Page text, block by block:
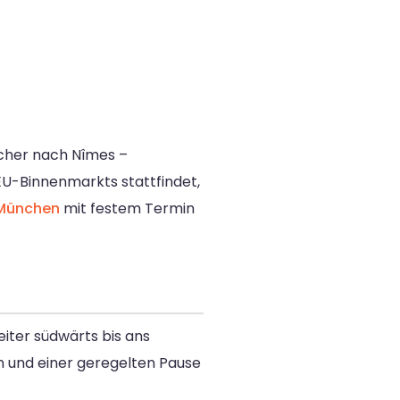
nach Nîmes –
Binnenmarkts stattfindet,
mit festem Termin
südwärts bis ans
und einer geregelten Pause